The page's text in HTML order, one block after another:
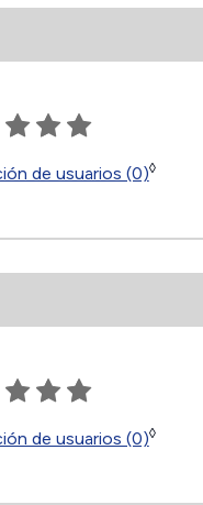
de usuarios (0)◊
de usuarios (0)◊